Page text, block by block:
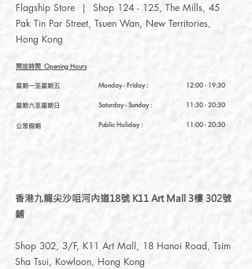
Flagship Store | Shop 124 - 125, The Mills, 45
Pak Tin Par Street, Tsuen Wan, New Territories,
Hong Kong
開放時間 Opening Hours
星期一至星期五
星期六至星期日
公眾假期
12:00 - 19:30
11:30 - 20:30
11:00 - 20:30
Monday - Friday :
Saturday- Sunday :
Public Holiday :
香港九龍尖沙咀河內道18號 K11 Art Mall 3樓 302號
鋪
Shop 302, 3/F, K11 Art Mall, 18 Hanoi Road, Tsim
Sha Tsui, Kowloon, Hong Kong